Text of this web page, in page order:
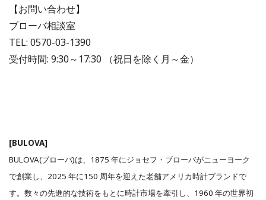
【お問い合わせ】
ブローバ相談室
TEL: 0570-03-1390
受付時間: 9:30～17:30 （祝日を除く月～金）
[BULOVA]
BULOVA(ブローバ)は、1875 年にジョセフ・ブローバがニューヨーク
で創業し、2025 年に150 周年を迎えた老舗アメリカ時計ブランドで
す。数々の先進的な技術をもとに時計市場を牽引し、1960 年の世界初